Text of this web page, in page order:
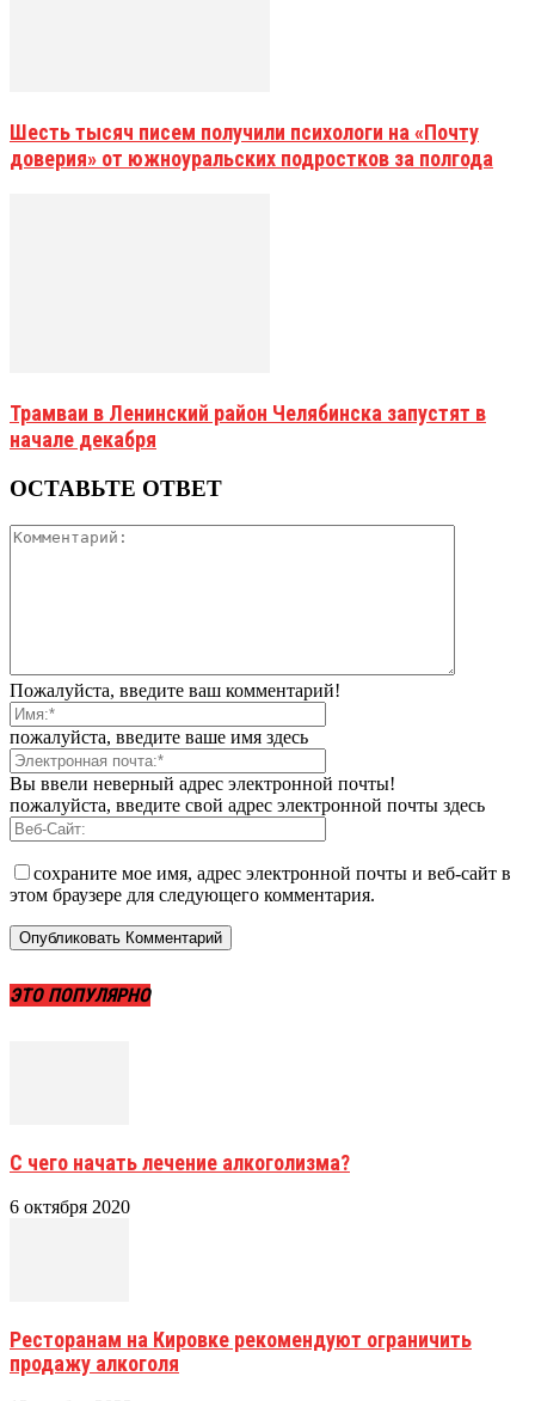
Шесть тысяч писем получили психологи на «Почту
доверия» от южноуральских подростков за полгода
Трамваи в Ленинский район Челябинска запустят в
начале декабря
ОСТАВЬТЕ ОТВЕТ
Пожалуйста, введите ваш комментарий!
пожалуйста, введите ваше имя здесь
Вы ввели неверный адрес электронной почты!
пожалуйста, введите свой адрес электронной почты здесь
сохраните мое имя, адрес электронной почты и веб-сайт в
этом браузере для следующего комментария.
ЭТО ПОПУЛЯРНО
С чего начать лечение алкоголизма?
6 октября 2020
Ресторанам на Кировке рекомендуют ограничить
продажу алкоголя